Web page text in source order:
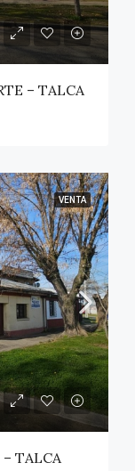
– TALCA
VENTA
TALCA